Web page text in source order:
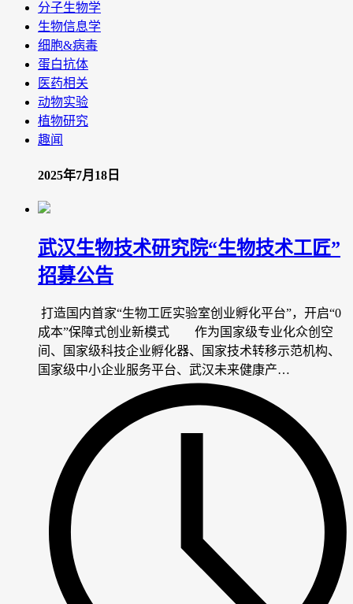
分子生物学
生物信息学
细胞&病毒
蛋白抗体
医药相关
动物实验
植物研究
趣闻
2025年7月18日
武汉生物技术研究院“生物技术工匠”
招募公告
打造国内首家“生物工匠实验室创业孵化平台”，开启“0
成本”保障式创业新模式 作为国家级专业化众创空
间、国家级科技企业孵化器、国家技术转移示范机构、
国家级中小企业服务平台、武汉未来健康产…